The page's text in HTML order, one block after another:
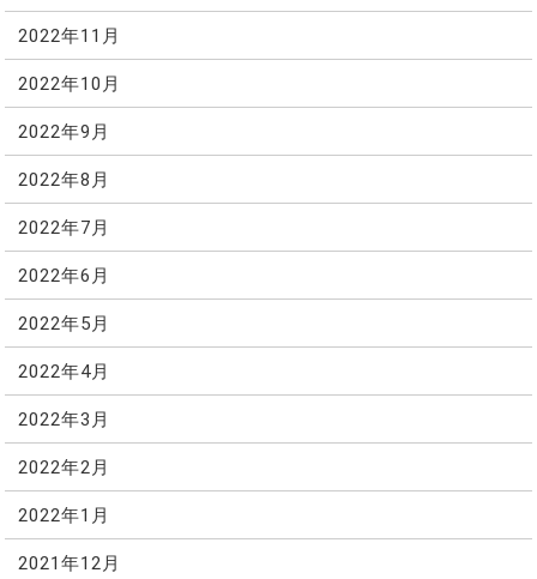
2022年11月
2022年10月
2022年9月
2022年8月
2022年7月
2022年6月
2022年5月
2022年4月
2022年3月
2022年2月
2022年1月
2021年12月